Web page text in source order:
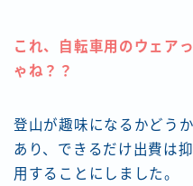
これ、自転車用のウェア
ゃね？？
登山が趣味になるかどう
あり、できるだけ出費は
用することにしました。